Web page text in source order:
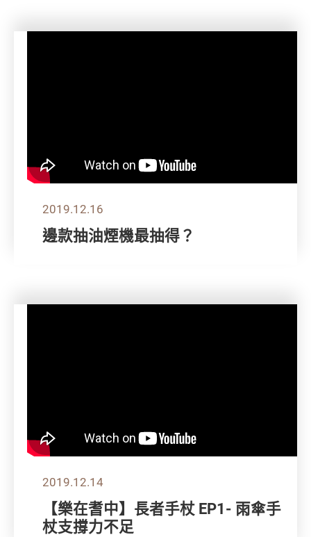
2019.12.16
邊款抽油煙機最抽得？
2019.12.14
【樂在耆中】長者手杖 EP1- 雨傘手
杖支撐力不足